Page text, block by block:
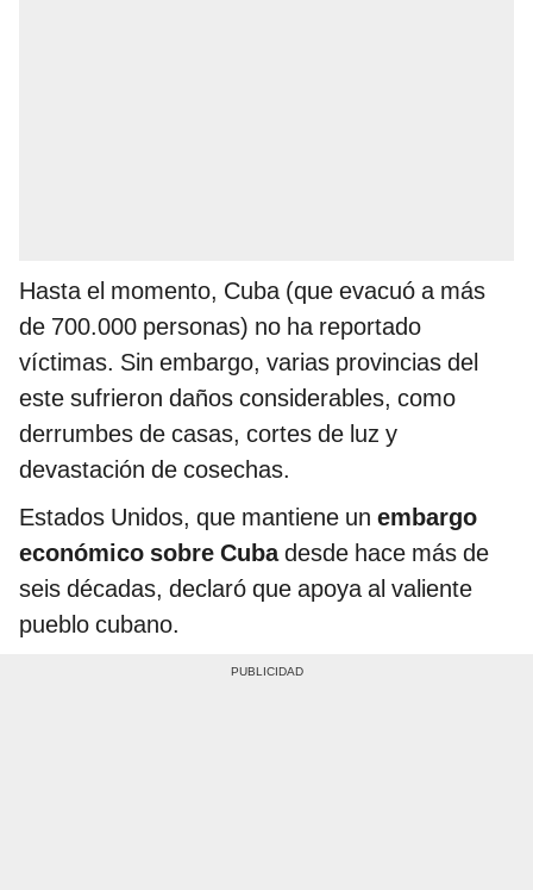
Hasta el momento, Cuba (que evacuó a más
de 700.000 personas) no ha reportado
víctimas. Sin embargo, varias provincias del
este sufrieron daños considerables, como
derrumbes de casas, cortes de luz y
devastación de cosechas.
Estados Unidos, que mantiene un embargo
económico sobre Cubadesde hace más de
seis décadas, declaró que apoya al valiente
pueblo cubano.